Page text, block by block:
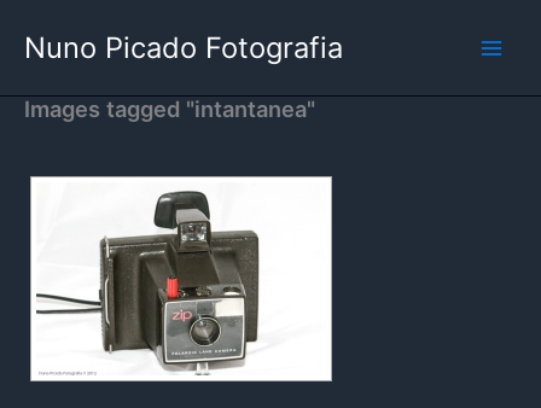
Nuno Picado Fotografia
Images tagged "intantanea"